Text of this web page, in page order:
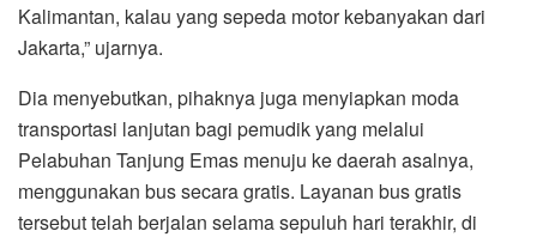
Kalimantan, kalau yang sepeda motor kebanyakan dari
Jakarta,” ujarnya.
Dia menyebutkan, pihaknya juga menyiapkan moda
transportasi lanjutan bagi pemudik yang melalui
Pelabuhan Tanjung Emas menuju ke daerah asalnya,
menggunakan bus secara gratis. Layanan bus gratis
tersebut telah berjalan selama sepuluh hari terakhir, di